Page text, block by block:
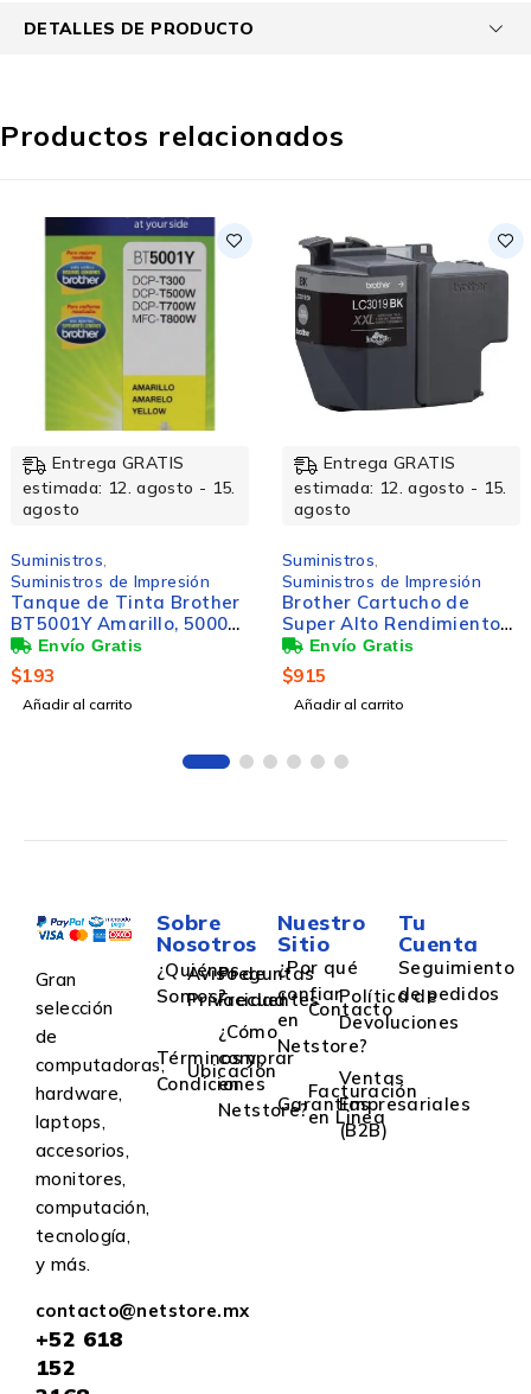
DETALLES DE PRODUCTO
Productos relacionados
Entrega GRATIS
estimada: 12. agosto - 15.
agosto
Suministros
Suministros de Impresión
Brother Cartucho de
Super Alto Rendimiento
LC3019BK Negro, 3000
Páginas
$915
Añadir al carrito
Entrega GRATIS
estimada: 12. agosto - 15.
agosto
Suministros
Suministros de Impresión
Cartucho Brother LC-
509BK Negro, 2400
Páginas
$199
Añadir al carrito
Gran
selección
de
computadoras,
hardware,
laptops,
accesorios,
monitores,
computación,
tecnología,
y más.
contacto@netstore.mx
+52 618
152
Sobre
Nosotros
¿Quiénes
Somos?
Aviso de
Privacidad
Preguntas
Frecuentes
Términos y
Condiciones
Ubicación
¿Cómo
comprar
en
Netstore?
Nuestro
Sitio
¿Por qué
confiar
en
Netstore?
Contacto
Política de
Devoluciones
Garantías
Facturación
en Linea
Ventas
Empresariales
(B2B)
Tu
Cuenta
Seguimiento
de pedidos